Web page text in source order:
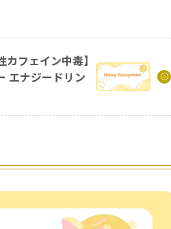
フェイン中毒】
エナジードリン